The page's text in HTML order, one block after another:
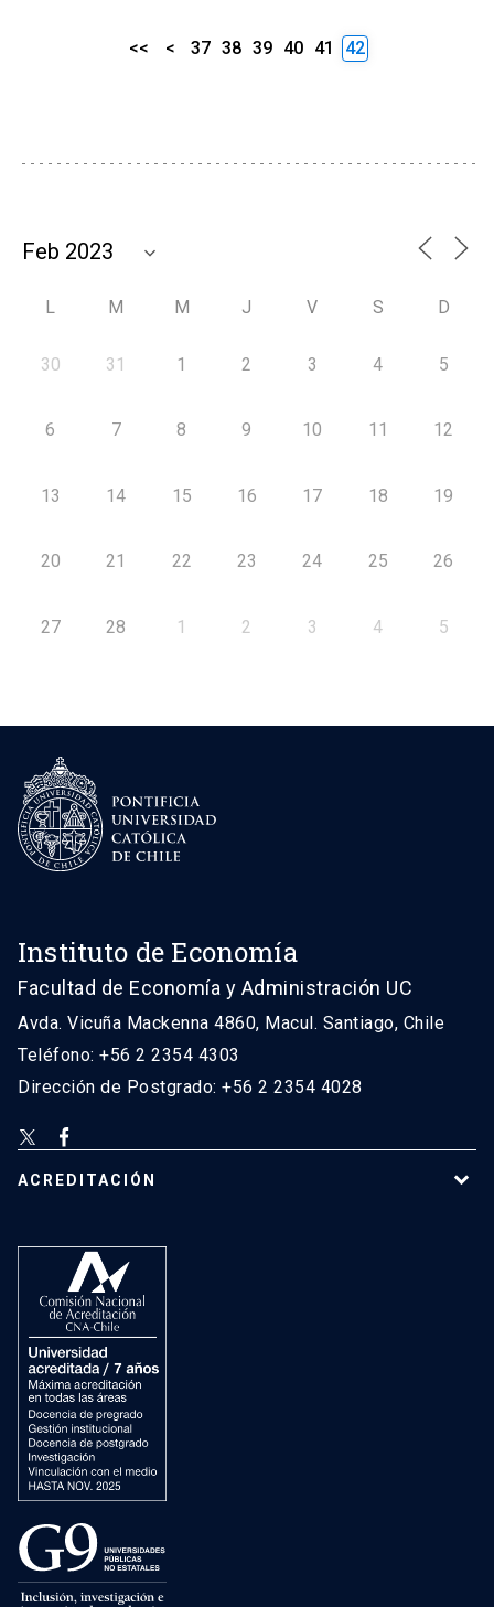
<< < 37 38 39 40 41 42
L M M J V S D
30 31 1 2 3 4 5
6 7 8 9 10 11 12
13 14 15 16 17 18 19
20 21 22 23 24 25 26
27 28 1 2 3 4 5
Instituto de Economía
Facultad de Economía y Administración UC
Avda. Vicuña Mackenna 4860, Macul. Santiago, Chile
Teléfono: +56 2 2354 4303
Dirección de Postgrado: +56 2 2354 4028
ACREDITACIÓN